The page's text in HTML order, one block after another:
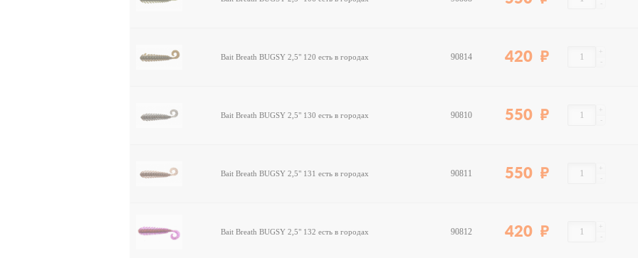
-
Bait Breath BUGSY 2,5" 120 есть в городах 90814 420 -
+
Bait Breath BUGSY 2,5" 130 есть в городах 90810 550 -
+
Bait Breath BUGSY 2,5" 131 есть в городах 90811 550 -
+
Bait Breath BUGSY 2,5" 132 есть в городах 90812 420 -
+